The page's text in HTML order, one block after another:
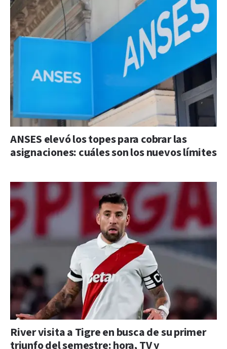
ANSES elevó los topes para cobrar las
asignaciones: cuáles son los nuevos límites
River visita a Tigre en busca de su primer
triunfo del semestre: hora, TV y